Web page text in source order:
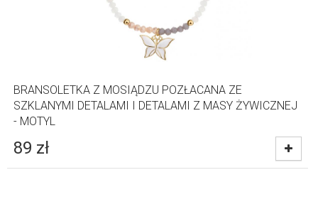
BRANSOLETKA Z MOSIĄDZU POZŁACANA ZE
SZKLANYMI DETALAMI I DETALAMI Z MASY ŻYWICZNEJ
- MOTYL
89 zł